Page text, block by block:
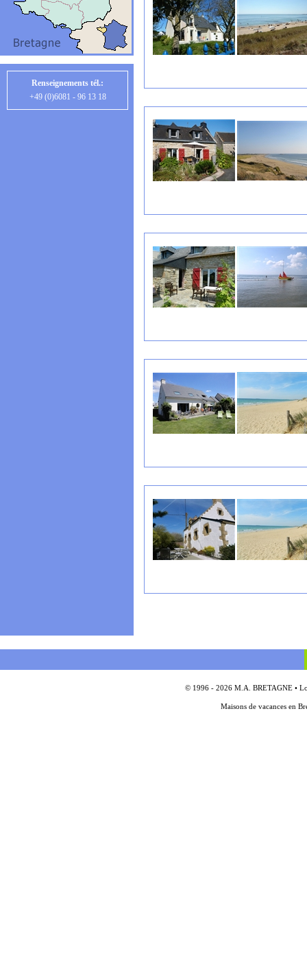
Renseignements tél.:
+49 (0)6081 - 96 13 18
© 1996 - 2026 M.A. BRETAGNE •
Maisons de vacances en